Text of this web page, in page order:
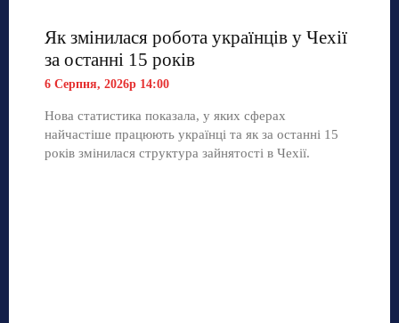
Як змінилася робота українців у Чехії
за останні 15 років
6 Серпня, 2026р 14:00
Нова статистика показала, у яких сферах
найчастіше працюють українці та як за останні 15
років змінилася структура зайнятості в Чехії.